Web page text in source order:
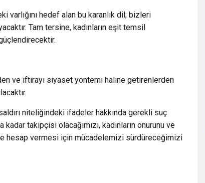
varlığını hedef alan bu karanlık dil; bizleri
Tam tersine, kadınların eşit temsil
ve iftirayı siyaset yöntemi haline getirenlerden
niteliğindeki ifadeler hakkında gerekli suç
kadar takipçisi olacağımızı, kadınların onurunu ve
hesap vermesi için mücadelemizi sürdüreceğimizi